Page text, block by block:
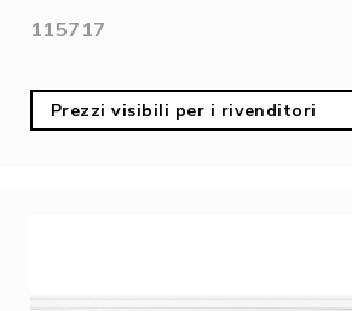
115717
Prezzi visibili per i rivenditori